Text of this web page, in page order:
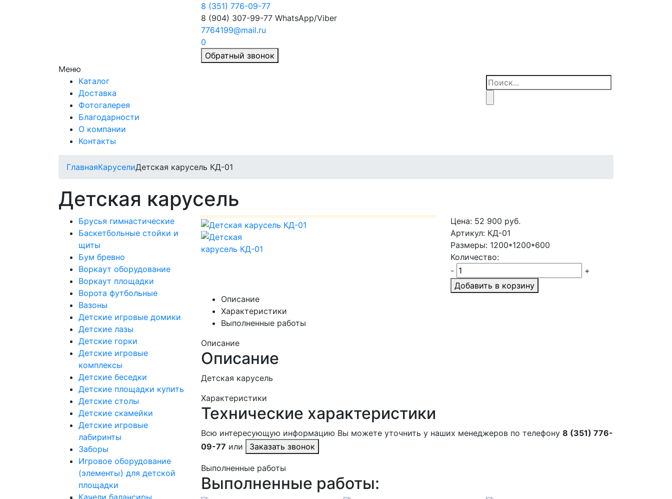
8 (351) 776-09-77
8 (904) 307-99-77 WhatsApp/Viber
7764199@mail.ru
0
Обратный звонок
Меню
Каталог
Доставка
Фотогалерея
Благодарности
О компании
Контакты
ГлавнаяКаруселиДетская карусель КД-01
Детская карусель
Брусья гимнастические
Баскетбольные стойки и
щиты
Бум бревно
Воркаут оборудование
Воркаут площадки
Ворота футбольные
Вазоны
Детские игровые домики
Детские лазы
Детские горки
Детские игровые
комплексы
Детские беседки
Детские площадки купить
Детские столы
Детские скамейки
Детские игровые
лабиринты
Заборы
Игровое оборудование
(элементы) для детской
площадки
Качели балансиры
Цена: 52 900 руб.
Артикул: КД-01
Размеры: 1200*1200*600
Количество:
-
+
Добавить в корзину
Описание
Характеристики
Выполненные работы
Описание
Описание
Детская карусель
Характеристики
Технические характеристики
Всю интересующую информацию Вы можете уточнить у наших менеджеров по телефону 8 (351) 776-
09-77 или Заказать звонок
Выполненные работы
Выполненные работы: